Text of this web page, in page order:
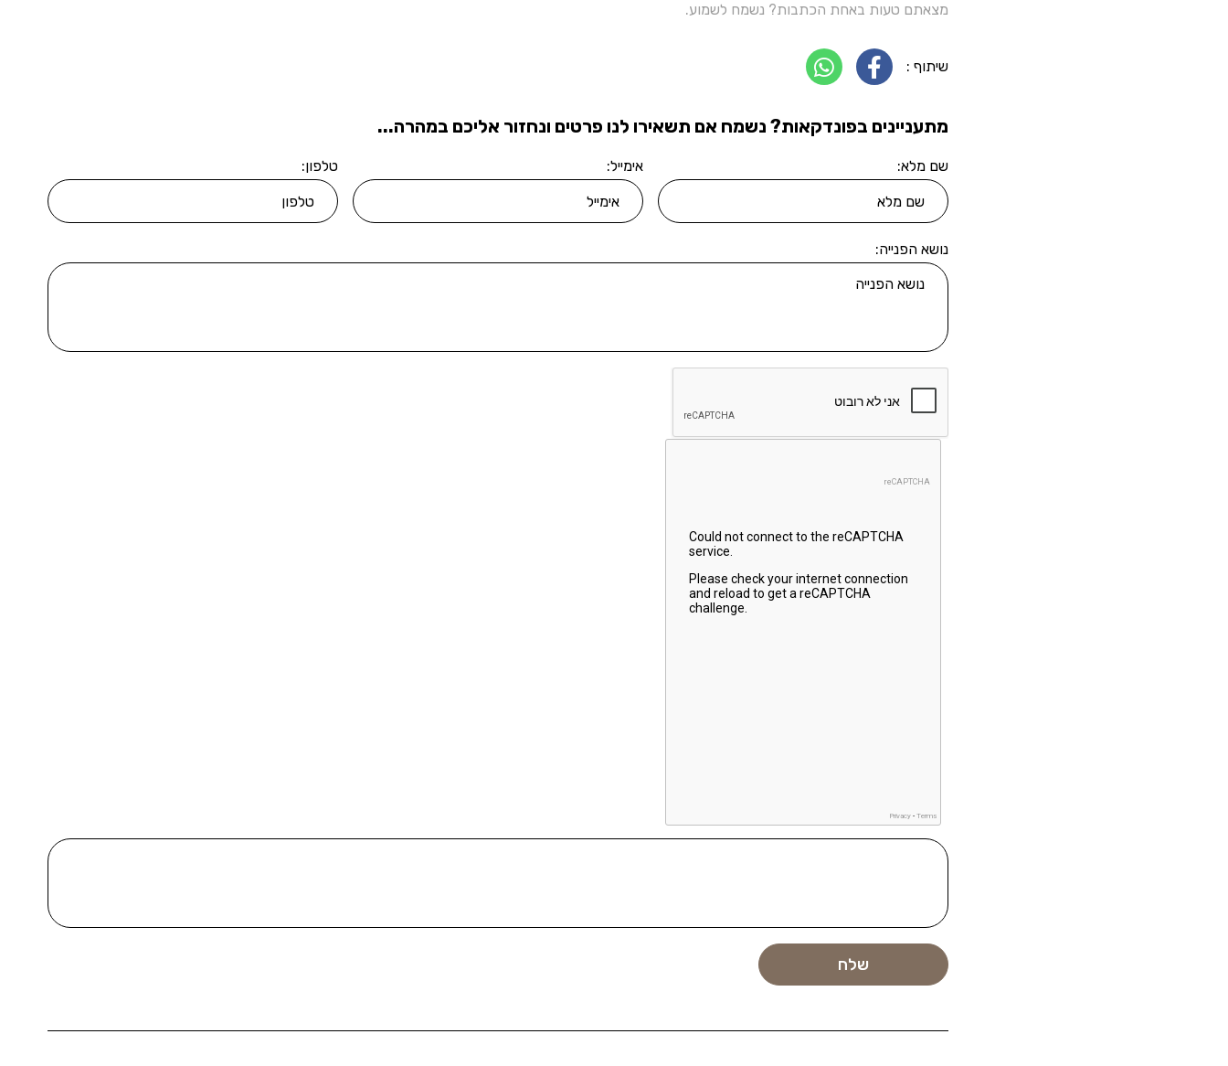
מצאתם טעות באחת הכתבות? נשמח לשמוע.
שיתוף :
מתעניינים בפונדקאות? נשמח אם תשאירו לנו פרטים ונחזור אליכם במהרה...
שם מלא: אימייל: טלפון:
נושא הפנייה: